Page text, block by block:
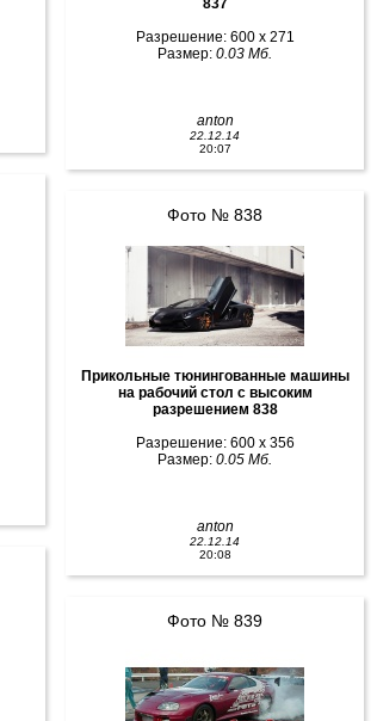
837
Разрешение: 600 x 271
Размер:0.03 Мб.
anton
22.12.14
20:07
Фото № 838
Прикольные тюнингованные машины
на рабочий стол с высоким
разрешением 838
Разрешение: 600 x 356
Размер:0.05 Мб.
anton
22.12.14
20:08
Фото № 839